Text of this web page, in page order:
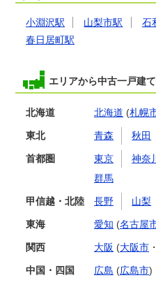
小淵沢駅 山梨市駅 石
春日居町駅
エリアから中古一戸建
北海道 北海道 (札幌
東北 青森 秋田
首都圏 東京 神奈川
群馬
甲信越・北陸 長野 山梨
東海 愛知 (名古屋
関西 大阪 (大阪市 ・
中国・四国 広島 (広島市)